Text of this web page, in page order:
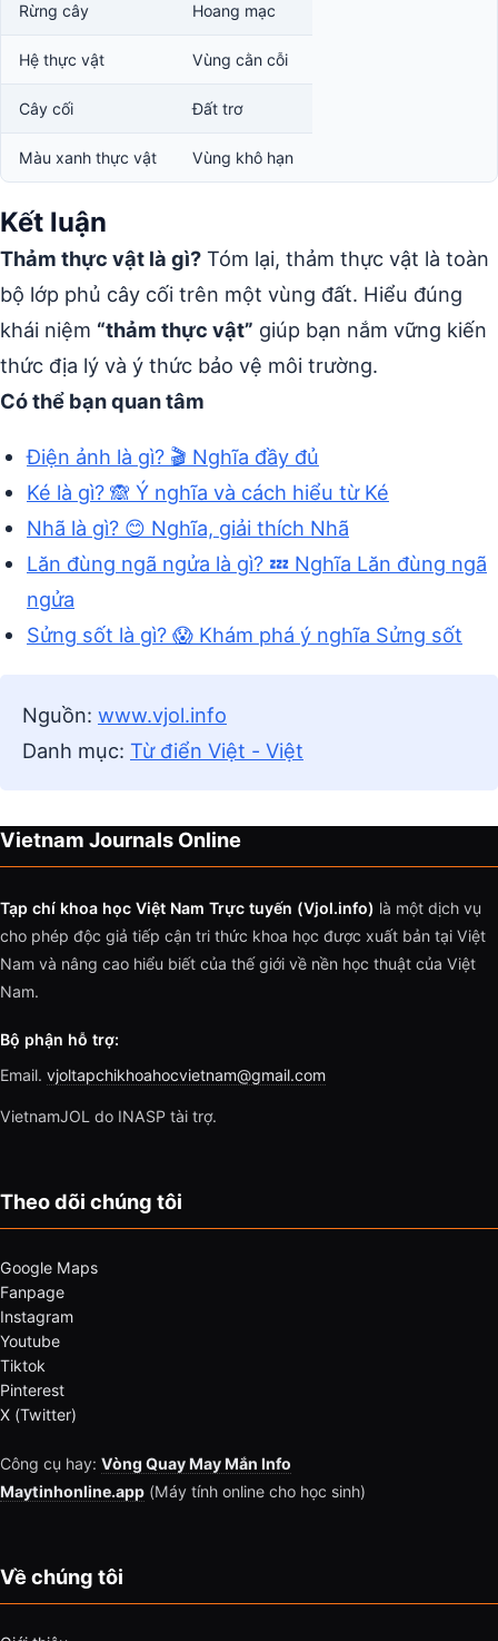
Rừng cây Hoang mạc
Hệ thực vật Vùng cằn cỗi
Cây cối Đất trơ
Màu xanh thực vật Vùng khô hạn
Kết luận
Thảm thực vật là gì? Tóm lại, thảm thực vật là toàn
bộ lớp phủ cây cối trên một vùng đất. Hiểu đúng
khái niệm “thảm thực vật” giúp bạn nắm vững kiến
thức địa lý và ý thức bảo vệ môi trường.
Có thể bạn quan tâm
Điện ảnh là gì? 🎬 Nghĩa đầy đủ
Ké là gì? 🙈 Ý nghĩa và cách hiểu từ Ké
Nhã là gì? 😊 Nghĩa, giải thích Nhã
Lăn đùng ngã ngửa là gì? 💤 Nghĩa Lăn đùng ngã
ngửa
Sửng sốt là gì? 😱 Khám phá ý nghĩa Sửng sốt
Nguồn: www.vjol.info
Danh mục: Từ điển Việt - Việt
Vietnam Journals Online
Tạp chí khoa học Việt Nam Trực tuyến (Vjol.info) là một dịch vụ
cho phép độc giả tiếp cận tri thức khoa học được xuất bản tại Việt
Nam và nâng cao hiểu biết của thế giới về nền học thuật của Việt
Nam.
Bộ phận hỗ trợ:
Email. vjoltapchikhoahocvietnam@gmail.com
VietnamJOL do INASP tài trợ.
Theo dõi chúng tôi
Google Maps
Fanpage
Instagram
Youtube
Tiktok
Pinterest
X (Twitter)
Công cụ hay: Vòng Quay May Mắn Info
Maytinhonline.app (Máy tính online cho học sinh)
Về chúng tôi